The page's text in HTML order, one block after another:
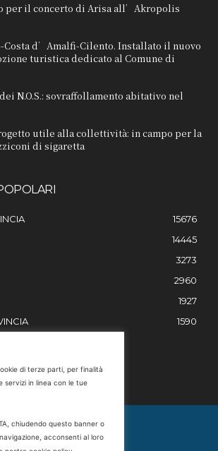
per il concerto di Arisa all’Akropolis
Costa d’Amalfi-Cilento. Installato il nuovo
turistica dedicato al Comune di
N.O.S.: sovraffollamento abitativo nel
utile alla collettività: in campo per la
di sigaretta
15676
14445
3273
2960
1927
1590
di terze parti, per finalità
servizi in linea con le tue
chiudendo questo banner o
acconsenti al loro